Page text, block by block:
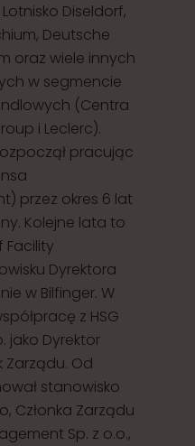
Lotnisko Diseldorf,
Deutsche
oraz wiele innych
w segmencie
(Centra
i Leclerc).
pracując
przez okres 6 lat
Kolejne lata to
Facility
Dyrektora
w Bilfinger. W
z HSG
jako Dyrektor
Zarządu. Od
stanowisko
Członka Zarządu
Sp. z o.o.,